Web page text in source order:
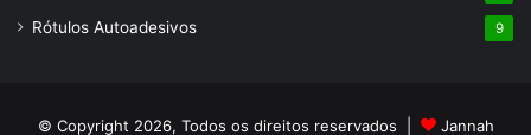
Rótulos Autoadesivos 9
© Copyright 2026, Todos os direitos reservados | Jannah